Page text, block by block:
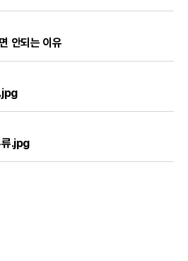
안되는 이유
류.jpg